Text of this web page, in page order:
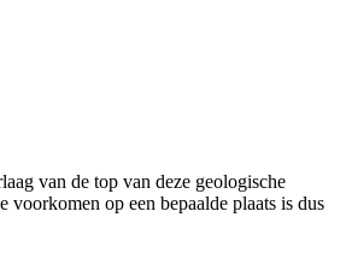
van de top van deze geologische
op een bepaalde plaats is dus